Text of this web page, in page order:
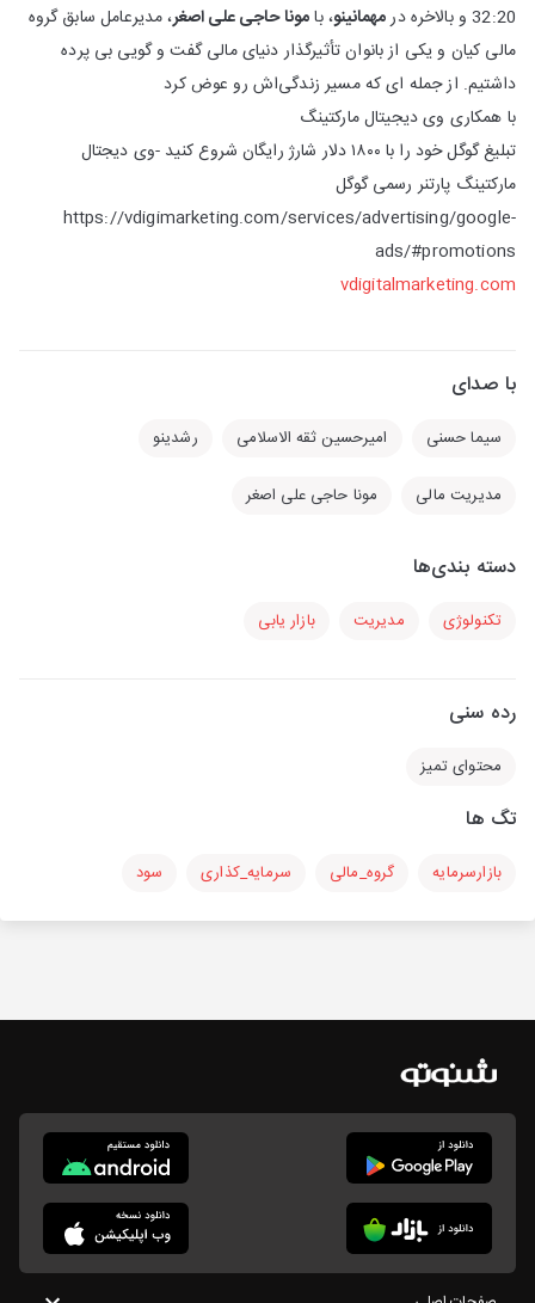
32:20 و بالاخره در
مهمانینو، بامونا حاجی علی‌ اصغر، مدیرعامل سابق گروه
مالی کیان و یکی از بانوان تأثیرگذار دنیای مالی گفت‌ و گویی بی‌ پرده
داشتیم. از جمله‌ ای که مسیر زندگی‌اش رو عوض کرد
با همکاری وی دیجیتال مارکتینگ
تبلیغ گوگل خود را با ۱۸۰۰ دلار شارژ‌ رایگان شروع کنید -وی دیجتال
مارکتینگ پارتنر رسمی گوگل
https://vdigimarketing.com/services/advertising/google-
ads/#promotions
vdigitalmarketing.com
با صدای
سیما حسنی امیرحسین ثقه الاسلامی رشدینو
مدیریت مالی مونا حاجی علی اصغر
دسته بندی‌ها
تکنولوژی مدیریت بازار یابی
رده سنی
محتوای تمیز
تگ ها
بازارسرمایه گروه_مالی سرمایه_کذاری سود